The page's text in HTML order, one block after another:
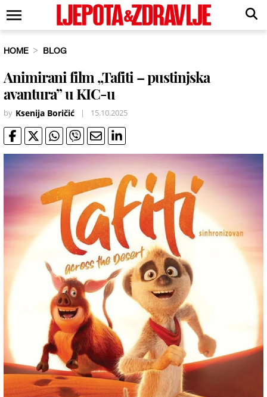
HOME BLOG
Animirani film „Tafiti – pustinjska
avantura” u KIC-u
by Ksenija Boričić | 15.10.2025